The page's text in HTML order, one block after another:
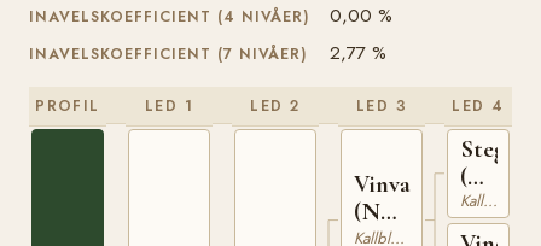
INAVELSKOEFFICIENT (4 NIVÅER) 0,00 %
INAVELSKOEFFICIENT (7 NIVÅER) 2,77 %
PROFIL LED 1 LED 2 LED 3
Vinvar
(NO)
T- Kallblodig Travare
LED 4
Stegg
(NO)
T-
169
Kallblodig Travare